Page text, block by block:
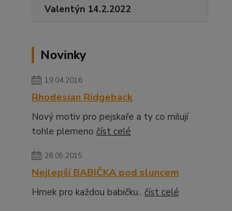
Valentýn 14.2.2022
Novinky
19.04.2016
Rhodesian Ridgeback
Nový motiv pro pejskaře a ty co milují
tohle plemeno číst celé
28.05.2015
Nejlepší BABIČKA pod sluncem
Hrnek pro každou babičku.. číst celé